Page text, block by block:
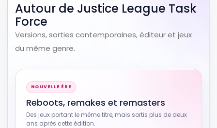
Autour de Justice League Task
Force
Versions, sorties contemporaines, éditeur et jeux
du même genre.
Reboots, remakes et remasters
Des jeux portant le même titre, mais sortis plus de deux
ans après cette édition.